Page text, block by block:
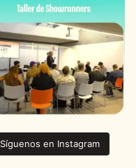
Síguenos en Instagram